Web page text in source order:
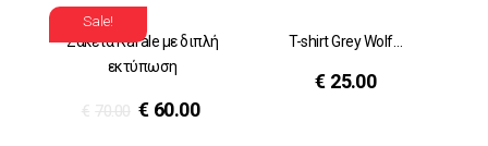
Sale!
Ζακέτα Rafale με διπλή
εκτύπωση
€ 70.00 € 60.00
T-shirt Grey Wolf…
€ 25.00